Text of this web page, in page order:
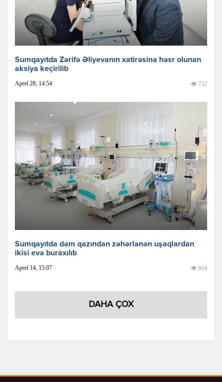
Sumqayıtda Zərifə Əliyevanın xatirəsinə həsr olunan
aksiya keçirilib
Aprel 28, 14:54 732
Sumqayıtda dəm qazından zəhərlənən uşaqlardan
ikisi evə buraxılıb
Aprel 14, 15:07 604
DAHA ÇOX